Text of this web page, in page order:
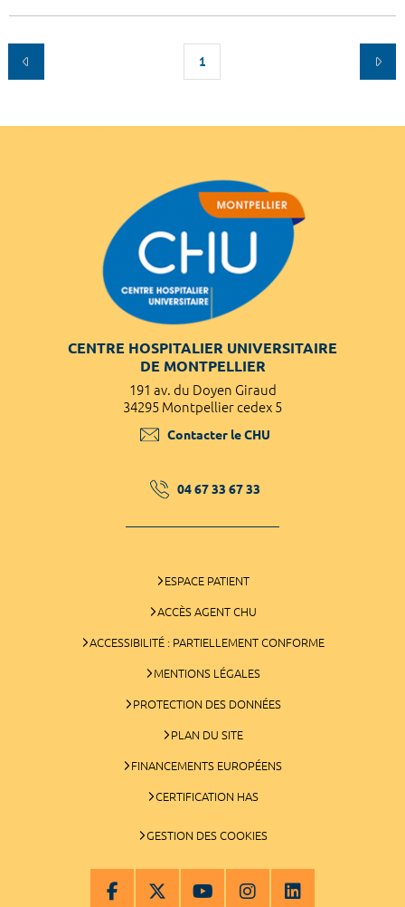
1
CENTRE HOSPITALIER UNIVERSITAIRE
DE MONTPELLIER
191 av. du Doyen Giraud
34295 Montpellier cedex 5
Contacter le CHU
04 67 33 67 33
ESPACE PATIENT
ACCÈS AGENT CHU
ACCESSIBILITÉ : PARTIELLEMENT CONFORME
MENTIONS LÉGALES
PROTECTION DES DONNÉES
PLAN DU SITE
FINANCEMENTS EUROPÉENS
CERTIFICATION HAS
GESTION DES COOKIES